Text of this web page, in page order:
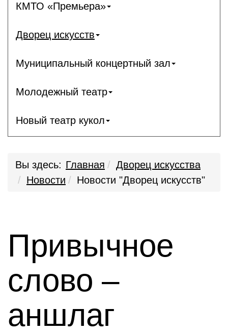
КМТО «Премьера»
Дворец искусств
Муниципальный концертный зал
Молодежный театр
Новый театр кукол
Вы здесь: Главная
Дворец искусства
Новости
Новости "Дворец искусств"
Привычное
слово –
аншлаг